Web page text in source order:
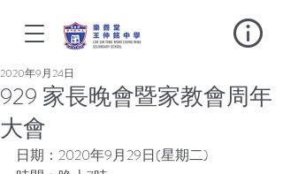
929 家長晚會暨家教會周年
大會
2020年9月24日
日期：2020年9月29日(星期二)